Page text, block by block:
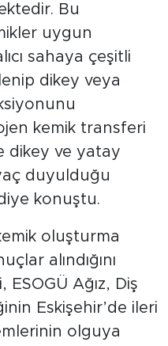
Bu
uygun
sahaya çeşitli
dikey veya
kemik transferi
dikey ve yatay
duyulduğu
konuştu.
oluşturma
alındığını
Ağız, Diş
Eskişehir’de ileri
olguya